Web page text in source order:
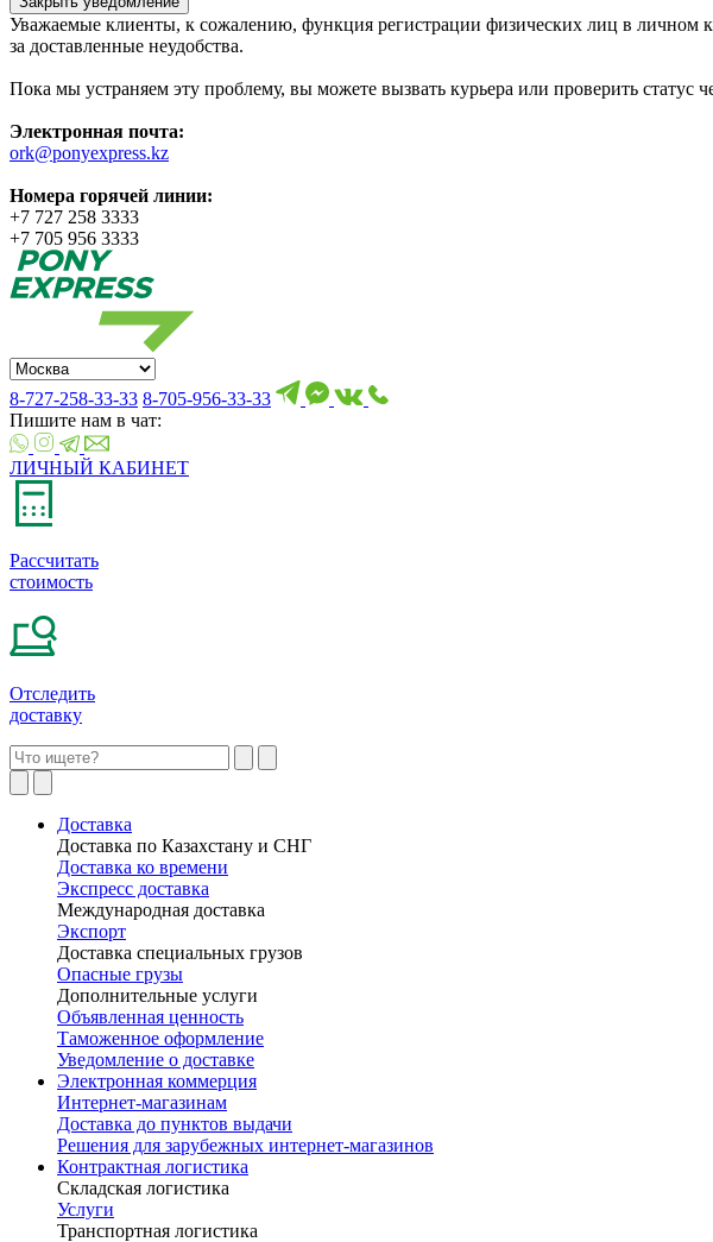
Уважаемые клиенты, к сожалению, функция регистрации физических лиц в личном
за доставленные неудобства.
Пока мы устраняем эту проблему, вы можете вызвать курьера или проверить
Электронная почта:
ork@ponyexpress.kz
Номера горячей линии:
+7 727 258 3333
+7 705 956 3333
8-727-258-33-33 8-705-956-33-33
Пишите нам в чат:
ЛИЧНЫЙ КАБИНЕТ
Рассчитать
стоимость
Отследить
доставку
Доставка
Доставка по Казахстану и СНГ
Доставка ко времени
Экспресс доставка
Международная доставка
Экспорт
Доставка специальных грузов
Опасные грузы
Дополнительные услуги
Объявленная ценность
Таможенное оформление
Уведомление о доставке
Электронная коммерция
Интернет-магазинам
Доставка до пунктов выдачи
Решения для зарубежных интернет-магазинов
Контрактная логистика
Складская логистика
Услуги
Транспортная логистика